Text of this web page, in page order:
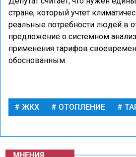
стране, который учтет
реальные потребности людей в
предложение о системном
применения тарифов
обоснованным.
ЖКХ ОТОПЛЕНИЕ
МНЕНИЯ